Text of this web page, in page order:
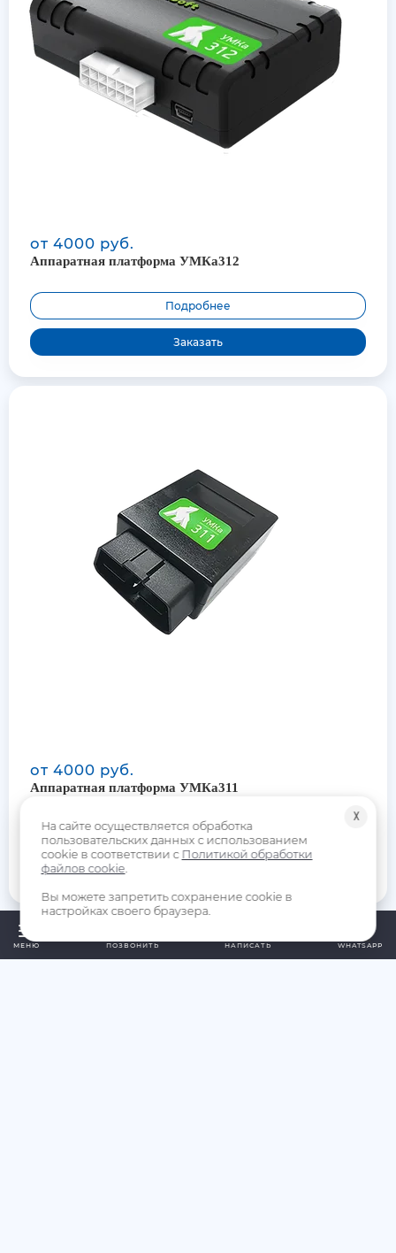
от 4000 руб.
Аппаратная платформа УМКа312
Подробнее
Заказать
от 4000 руб.
Аппаратная платформа УМКа311
Подробнее
МЕНЮ ПОЗВОНИТЬ НАПИСАТЬ WHATSAPP
На сайте осуществляется обработка
пользовательских данных с использованием
cookie в соответствии с Политикой обработки
файлов cookie.
Вы можете запретить сохранение cookie в
настройках своего браузера.
╳